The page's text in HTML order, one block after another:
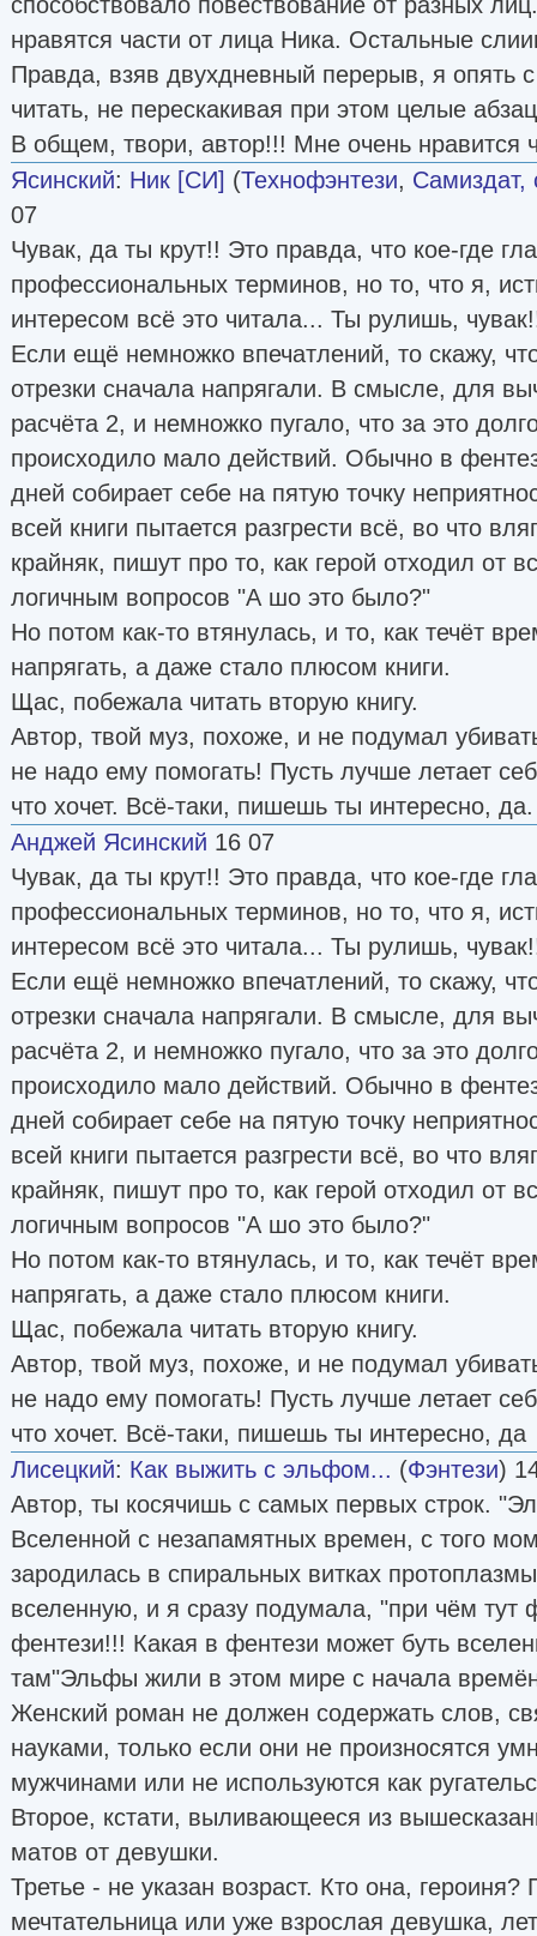
нравятся части от лица Ника. Остальные
Правда, взяв двухдневный перерыв, я опять
читать, не перескакивая при этом целые
В общем, твори, автор!!! Мне очень нравится
Ясинский: Ник [СИ] (Технофэнтези, Самиздат,
07
Чувак, да ты крут!! Это правда, что кое-где
профессиональных терминов, но то, что я,
интересом всё это читала... Ты рулишь,
Если ещё немножко впечатлений, то скажу,
отрезки сначала напрягали. В смысле, для
расчёта 2, и немножко пугало, что за это
происходило мало действий. Обычно в
дней собирает себе на пятую точку
всей книги пытается разгрести всё, во что
крайняк, пишут про то, как герой отходил от
логичным вопросов "А шо это было?"
Но потом как-то втянулась, и то, как течёт
напрягать, а даже стало плюсом книги.
Щас, побежала читать вторую книгу.
Автор, твой муз, похоже, и не подумал
не надо ему помогать! Пусть лучше летает
что хочет. Всё-таки, пишешь ты интересно, да.
Анджей Ясинский 16 07
Чувак, да ты крут!! Это правда, что кое-где
профессиональных терминов, но то, что я,
интересом всё это читала... Ты рулишь,
Если ещё немножко впечатлений, то скажу,
отрезки сначала напрягали. В смысле, для
расчёта 2, и немножко пугало, что за это
происходило мало действий. Обычно в
дней собирает себе на пятую точку
всей книги пытается разгрести всё, во что
крайняк, пишут про то, как герой отходил от
логичным вопросов "А шо это было?"
Но потом как-то втянулась, и то, как течёт
напрягать, а даже стало плюсом книги.
Щас, побежала читать вторую книгу.
Автор, твой муз, похоже, и не подумал
не надо ему помогать! Пусть лучше летает
что хочет. Всё-таки, пишешь ты интересно, да
Лисецкий: Как выжить с эльфом... (Фэнтези)
Автор, ты косячишь с самых первых строк.
Вселенной с незапамятных времен, с того
зародилась в спиральных витках
вселенную, и я сразу подумала, "при чём тут
фентези!!! Какая в фентези может буть
там"Эльфы жили в этом мире с начала
Женский роман не должен содержать слов,
науками, только если они не произносятся
мужчинами или не используются как
Второе, кстати, выливающееся из
матов от девушки.
Третье - не указан возраст. Кто она, героиня?
мечтательница или уже взрослая девушка,